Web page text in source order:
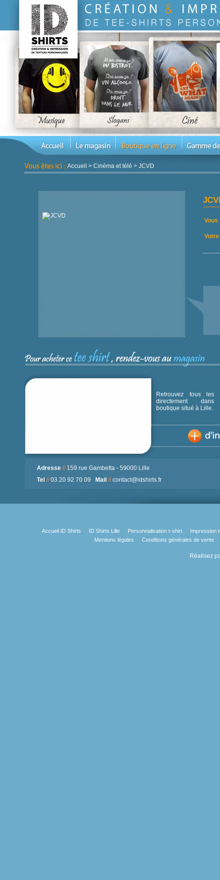
Accueil > Cinéma et télé > JCVD
Retrouvez tous les
directement
boutique situé à Lille.
Adresse//159 rue Gambetta - 59000 Lille
Tel//03 20 92 70 09Mail// contact@idshirts.fr
Accueil ID Shirts ID Shirts Lille Personnalisation t-shirt
Impression
Mentions légales
Conditions générales de vente
Réalisez